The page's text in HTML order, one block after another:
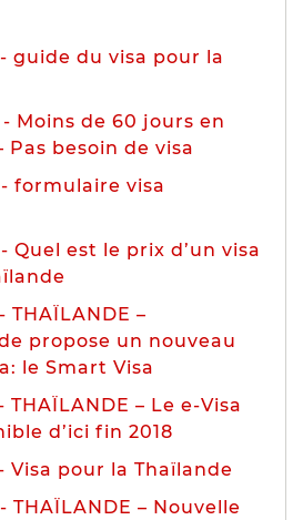
- guide du visa pour la
- Moins de 60 jours en
Pas besoin de visa
- formulaire visa
Quel est le prix d’un visa
THAÏLANDE –
propose un nouveau
le Smart Visa
THAÏLANDE – Le e-Visa
d’ici fin 2018
Visa pour la Thaïlande
THAÏLANDE – Nouvelle